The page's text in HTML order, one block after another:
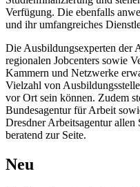
Verfügung. Die ebenfalls
und ihr umfangreiches
Die Ausbildungsexperten der
regionalen Jobcenters sowie
Kammern und Netzwerke
Vielzahl von
vor Ort sein können. Zudem
Bundesagentur für Arbeit
Dresdner Arbeitsagentur allen
beratend zur Seite.
Neu